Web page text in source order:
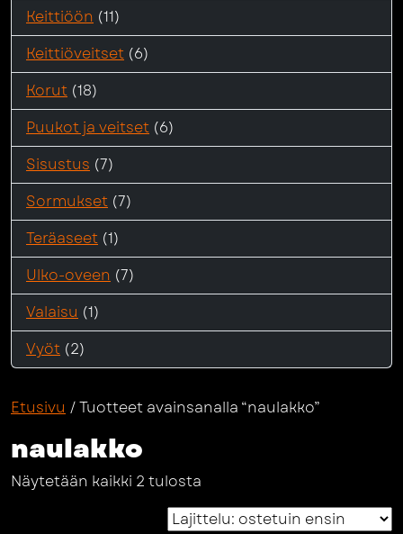
Keittiöön (11)
Keittiöveitset (6)
Korut (18)
Puukot ja veitset (6)
Sisustus (7)
Sormukset (7)
Teräaseet (1)
Ulko-oveen (7)
Valaisu (1)
Vyöt (2)
Etusivu / Tuotteet avainsanalla “naulakko”
naulakko
Näytetään kaikki 2 tulosta
ensin